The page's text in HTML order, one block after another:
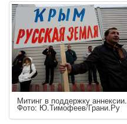
Митинг в поддержку аннексии.
Фото: Ю.Тимофеев/Грани.Ру